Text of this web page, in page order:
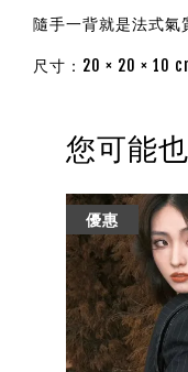
隨手一背就是法式氣
尺寸：20 × 20 × 10
您可能
優惠